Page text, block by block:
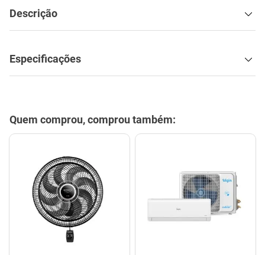
Descrição
Especificações
Quem comprou, comprou também: